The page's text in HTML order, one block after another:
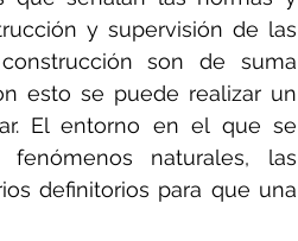
y supervisión de las
son de suma
esto se puede realizar un
El entorno en el que se
naturales, las
definitorios para que una